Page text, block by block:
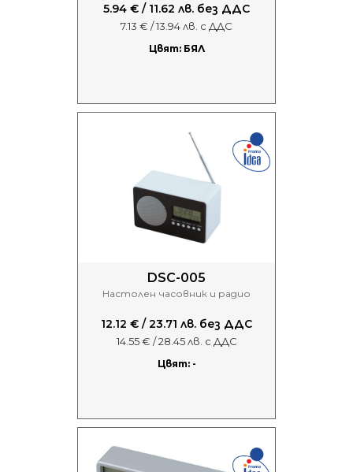
5.94 € / 11.62 лв. без ДДС
7.13 € / 13.94 лв. с ДДС
Цвят: БЯЛ
DSC-005
Настолен часовник и радио
12.12 € / 23.71 лв. без ДДС
14.55 € / 28.45 лв. с ДДС
Цвят: -